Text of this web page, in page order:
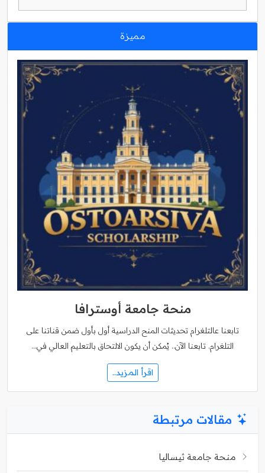
مميزة
منحة جامعة أوسترافا
تابعنا عالتلغرام تحديثات المنح الدراسية أول بأول ضمن قناتنا على
التلغرام. تابعنا الآن.. يُمكن أن يكون الالتحاق بالتعليم العالي في…
اقرأ المزيد..
مقالات مرتبطة
منحة جامعة ثيساليا